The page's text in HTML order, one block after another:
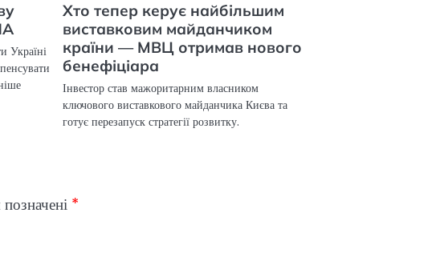
Україні
Хто тепер керує найбільшим
виставковим майданчиком
країни — МВЦ отримав нового
бенефіціара
Інвестор став мажоритарним власником
ключового виставкового майданчика Києва та
готує перезапуск стратегії розвитку.
*